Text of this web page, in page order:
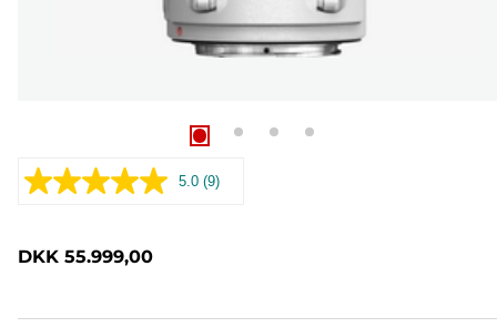
5.0 Læs
(9)
DKK 55.999,00